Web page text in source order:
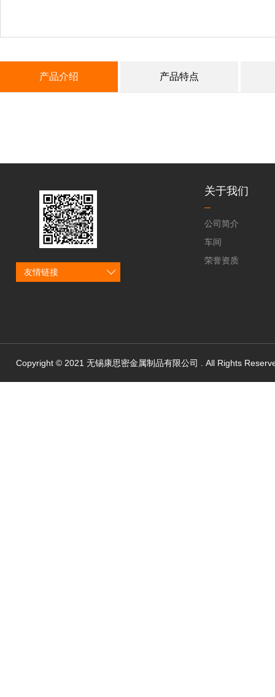
产品介绍 产品特点
友情链接
关于我们
公司简介
车间
荣誉资质
Copyright © 2021 无锡康思密金属制品有限公司 . All Rights